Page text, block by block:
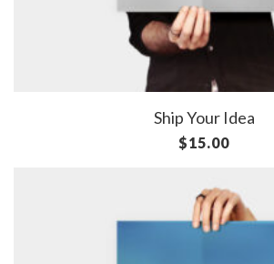
Ship Your Idea
$15.00